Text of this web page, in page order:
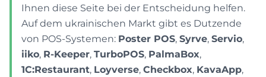
Ihnen diese Seite bei der Entscheidung helfen.
Auf dem ukrainischen Markt gibt es Dutzende
von POS-Systemen: Poster POS, Syrve, Servio,
iiko, R-Keeper, TurboPOS, PalmaBox,
1C:Restaurant, Loyverse, Checkbox, KavaApp,